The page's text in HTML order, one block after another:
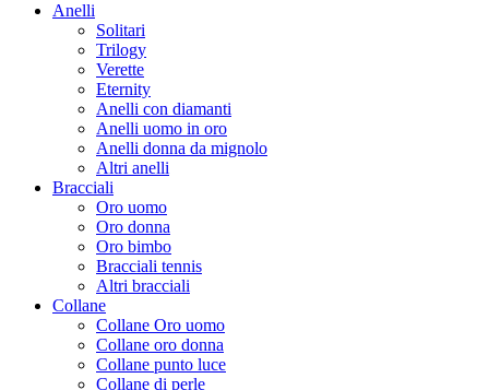
Anelli
Solitari
Trilogy
Verette
Eternity
Anelli con diamanti
Anelli uomo in oro
Anelli donna da mignolo
Altri anelli
Bracciali
Oro uomo
Oro donna
Oro bimbo
Bracciali tennis
Altri bracciali
Collane
Collane Oro uomo
Collane oro donna
Collane punto luce
Collane di perle